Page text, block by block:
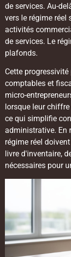
de services. Au-
vers le régime
activités
de services. Le
plafonds.
Cette
comptables et
micro-
lorsque leur
ce qui simplifie
administrative. En
régime réel
livre d'inventaire,
nécessaires pour